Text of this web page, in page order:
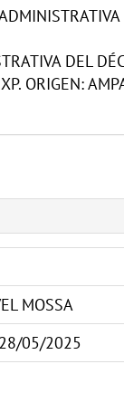
DEL
ORIGEN:
MOSSA
05/2025